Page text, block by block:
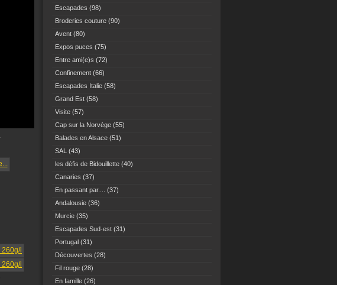
Escapades (98)
Broderies couture (90)
Avent (80)
Expos puces (75)
Entre ami(e)s (72)
Confinement (66)
Escapades Italie (58)
Grand Est (58)
Visite (57)
Cap sur la Norvège (55)
Balades en Alsace (51)
SAL (43)
les défis de Bidouillette (40)
Canaries (37)
En passant par....
(37)
Andalousie (36)
Murcie (35)
Escapades Sud-est (31)
Portugal (31)
Découvertes (28)
Fil rouge (28)
En famille (26)